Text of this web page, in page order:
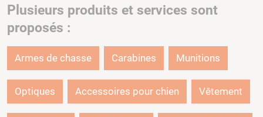
Plusieurs produits et services sont
proposés :
Armes de chasse Carabines Munitions
Optiques Accessoires pour chien Vêtement